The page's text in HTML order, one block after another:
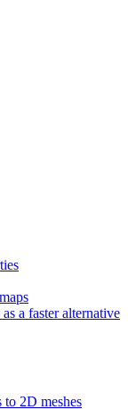
a faster alternative
2D meshes